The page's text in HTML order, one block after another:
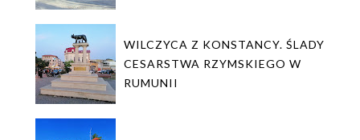
WILCZYCA Z KONSTANCY. ŚLADY
CESARSTWA RZYMSKIEGO W
RUMUNII